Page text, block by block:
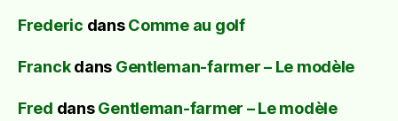
Frederic dansComme au golf
Franckdans Gentleman-farmer – Le modèle
Fred dansGentleman-farmer – Le modèle